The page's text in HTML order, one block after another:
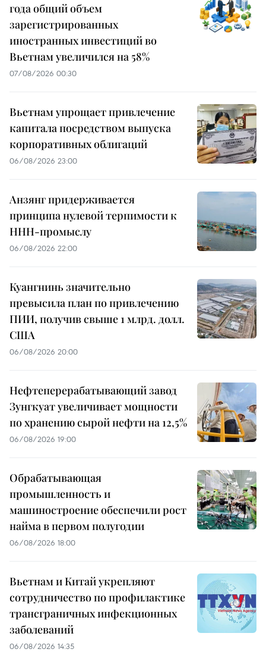
года общий объем
зарегистрированных
иностранных инвестиций во
Вьетнам увеличился на 58%
07/08/2026 00:30
Вьетнам упрощает привлечение
капитала посредством выпуска
корпоративных облигаций
06/08/2026 23:00
Анзянг придерживается
принципа нулевой терпимости к
ННН-промыслу
06/08/2026 22:00
Куангнинь значительно
превысила план по привлечению
ПИИ, получив свыше 1 млрд. долл.
США
06/08/2026 20:00
Нефтеперерабатывающий завод
Зунгкуат увеличивает мощности
по хранению сырой нефти на 12,5%
06/08/2026 19:00
Обрабатывающая
промышленность и
машиностроение обеспечили рост
найма в первом полугодии
06/08/2026 18:00
Вьетнам и Китай укрепляют
сотрудничество по профилактике
трансграничных инфекционных
заболеваний
06/08/2026 14:35